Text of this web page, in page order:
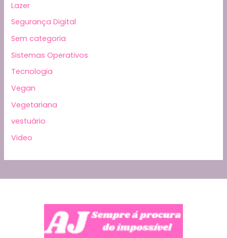
Lazer
Segurança Digital
Sem categoria
Sistemas Operativos
Tecnologia
Vegan
Vegetariana
vestuário
Video